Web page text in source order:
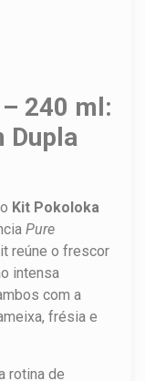
240 ml:
Dupla
Kit Pokoloka
Pure
reúne o frescor
intensa
com a
frésia e
rotina de